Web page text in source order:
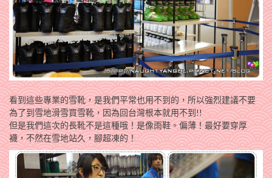
看到這些專業的雪靴，是我們平常也用不到的，所以強烈建議不要
為了到雪地滑雪買雪靴，因為回台灣根本就用不到!!
但是我們這次的長靴不是這種哦！是像雨鞋。偏薄！最好要穿厚
襪，不然在雪地站久，腳超凍的！